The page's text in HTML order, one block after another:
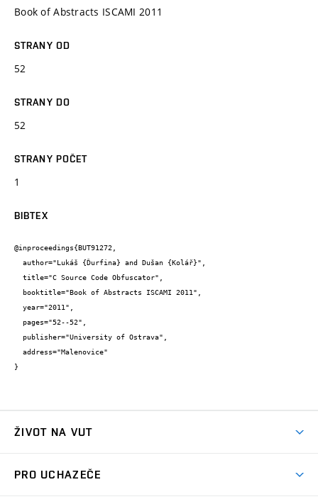
Book of Abstracts ISCAMI 2011
STRANY OD
52
STRANY DO
52
STRANY POČET
1
BIBTEX
@inproceedings{BUT91272,
}
ŽIVOT NA VUT
PRO UCHAZEČE